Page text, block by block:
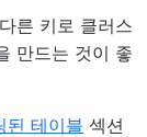
른 키로 클러스
만드는 것이 좋
된 테이블 섹션